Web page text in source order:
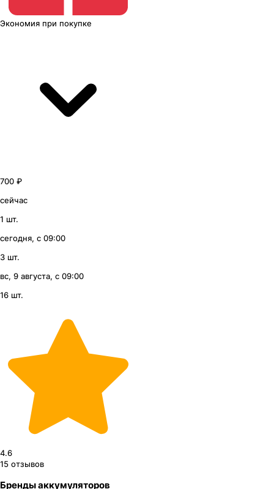
Экономия при покупке
700 ₽
сейчас
1 шт.
сегодня, с 09:00
3 шт.
вс, 9 августа, с 09:00
16 шт.
4.6
15 отзывов
Бренды аккумуляторов